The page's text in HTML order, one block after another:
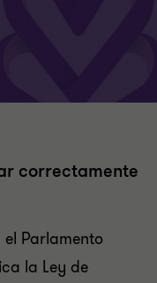
correctamente
el Parlamento
la Ley de